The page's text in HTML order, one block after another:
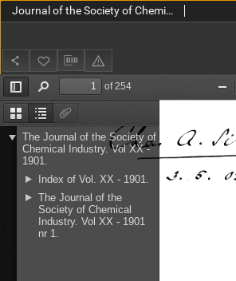
Journal of the Society of Chemical Industry vol. 20 no. 1 (1901)